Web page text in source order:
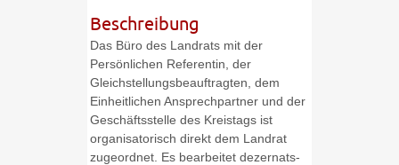
Beschreibung
Das Büro des Landrats mit der
Persönlichen Referentin, der
Gleichstellungsbeauftragten, dem
Einheitlichen Ansprechpartner und der
Geschäftsstelle des Kreistags ist
organisatorisch direkt dem Landrat
zugeordnet. Es bearbeitet dezernats-